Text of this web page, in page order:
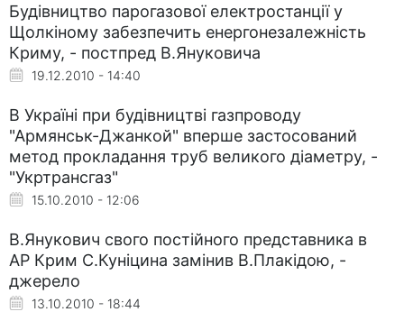
Будівництво парогазової електростанції у
Щолкіному забезпечить енергонезалежність
Криму, - постпред В.Януковича
19.12.2010 - 14:40
В Україні при будівництві газпроводу
"Армянськ-Джанкой" вперше застосований
метод прокладання труб великого діаметру, -
"Укртрансгаз"
15.10.2010 - 12:06
В.Янукович свого постійного представника в
АР Крим С.Куніцина замінив В.Плакідою, -
джерело
13.10.2010 - 18:44